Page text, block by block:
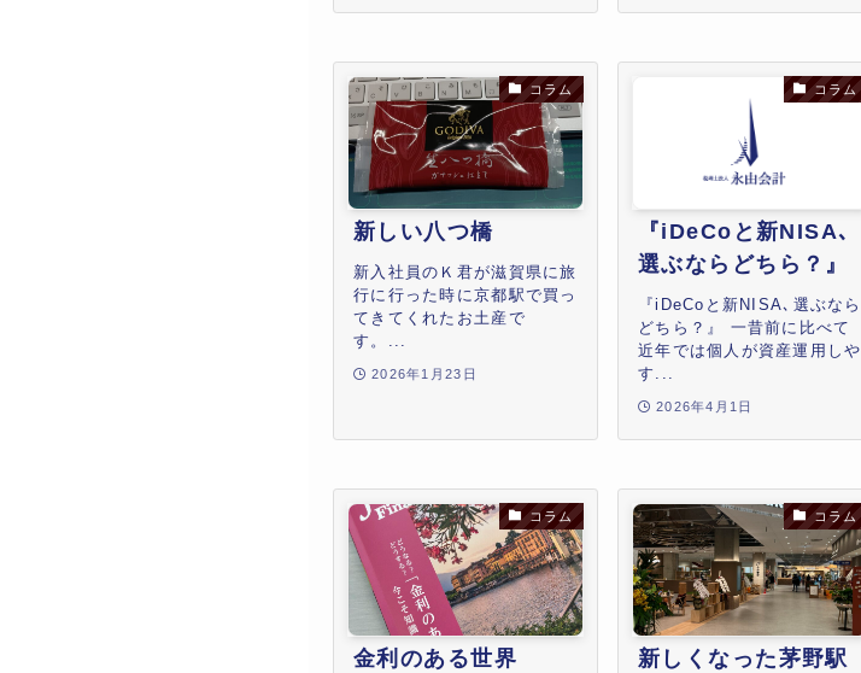
コラム
新しい八つ橋
新入社員のＫ君が滋賀県に旅
行に行った時に京都駅で買っ
てきてくれたお土産で
す。...
2026年1月23日
コラム
『iDeCoと新NISA､
選ぶならどちら？』
『iDeCoと新NISA､選ぶなら
どちら？』 一昔前に比べて
近年では個人が資産運用しや
す...
2026年4月1日
コラム
金利のある世界
コラム
新しくなった茅野駅